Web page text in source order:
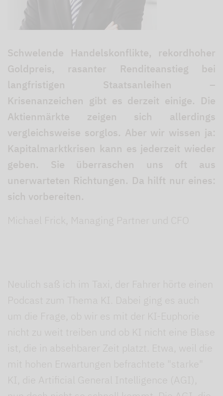
Schwelende Handelskonflikte, rekordhoher
Goldpreis, rasanter Renditeanstieg bei
langfristigen Staatsanleihen –
Krisenanzeichen gibt es derzeit einige. Die
Aktienmärkte zeigen sich allerdings
vergleichsweise sorglos. Aber wir wissen ja:
Kapitalmarktkrisen kann es jederzeit wieder
geben. Sie überraschen uns oft aus
unerwarteten Richtungen. Da hilft nur eines:
sich vorbereiten.
Michael Frick, Managing Partner und CFO
Neulich saß ich im Taxi, der Fahrer hörte einen
Podcast zum Thema KI. Dabei ging es auch
um die Frage, ob wir es mit der KI-Euphorie
nicht zu weit treiben und ob KI nicht eine Blase
ist, die in absehbarer Zeit platzt. Etwa, weil die
mit hohen Erwartungen befrachtete "starke"
KI, die Artificial General Intelligence (AGI),